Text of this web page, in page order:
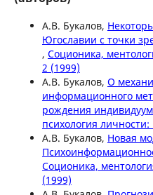
А.В. Букалов,
Югославии с точки
, Соционика,
2 (1999)
А.В. Букалов, О
информационного
рождения
психология
А.В. Букалов, Новая
Соционика,
(1999)